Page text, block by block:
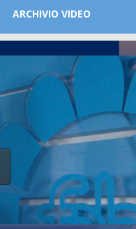
ARCHIVIO VIDEO